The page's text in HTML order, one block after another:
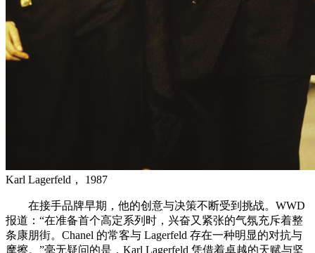
Karl Lagerfeld， 1987
在接手品牌早期，他的创意与决策不断受到挑战。WWD
报道：“在准备首个高定系列时，兴奋又紧张的气氛充斥着整
条康朋街。Chanel 的常客与 Lagerfeld 存在一种明显的对抗与
摩擦。”毫无疑问的是，Karl Lagerfeld 凭借着卓越的天赋与坚